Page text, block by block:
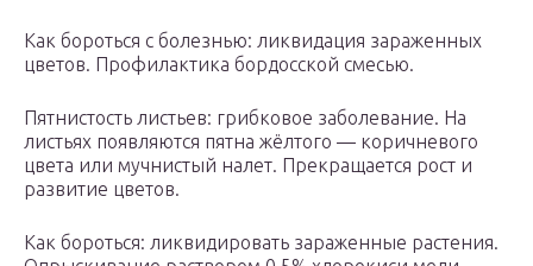
Как бороться с болезнью: ликвидация зараженных
цветов. Профилактика бордосской смесью.
Пятнистость листьев: грибковое заболевание. На
листьях появляются пятна жёлтого — коричневого
цвета или мучнистый налет. Прекращается рост и
развитие цветов.
Как бороться: ликвидировать зараженные растения.